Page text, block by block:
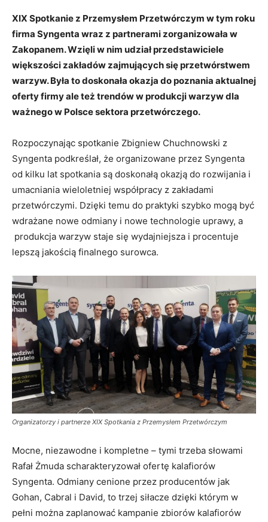
XIX Spotkanie z Przemysłem Przetwórczym w tym roku
firma Syngenta wraz z partnerami zorganizowała w
Zakopanem. Wzięli w nim udział przedstawiciele
większości zakładów zajmujących się przetwórstwem
warzyw. Była to doskonała okazja do poznania aktualnej
oferty firmy ale też trendów w produkcji warzyw dla
ważnego w Polsce sektora przetwórczego.
Rozpoczynając spotkanie Zbigniew Chuchnowski z
Syngenta podkreślał, że organizowane przez Syngenta
od kilku lat spotkania są doskonałą okazją do rozwijania i
umacniania wieloletniej współpracy z zakładami
przetwórczymi. Dzięki temu do praktyki szybko mogą być
wdrażane nowe odmiany i nowe technologie uprawy, a
produkcja warzyw staje się wydajniejsza i procentuje
lepszą jakością finalnego surowca.
Organizatorzy i partnerze XIX Spotkania z Przemysłem Przetwórczym
Mocne, niezawodne i kompletne – tymi trzeba słowami
Rafał Żmuda scharakteryzował ofertę kalafiorów
Syngenta. Odmiany cenione przez producentów jak
Gohan, Cabral i David, to trzej siłacze dzięki którym w
pełni można zaplanować kampanie zbiorów kalafiorów